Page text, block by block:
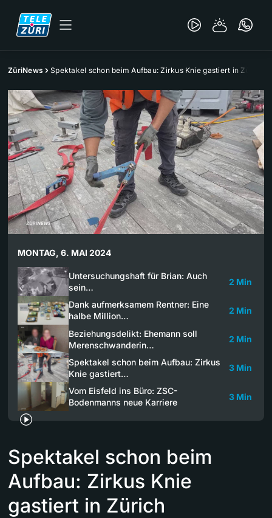
ZüriNews Spektakel schon beim Aufbau: Zirkus Knie gastiert in Zürich
MONTAG, 6. MAI 2024
Untersuchungshaft für Brian: Auch
sein…
2 Min
Dank aufmerksamem Rentner: Eine
halbe Million…
2 Min
Beziehungsdelikt: Ehemann soll
Merenschwanderin…
2 Min
Spektakel schon beim Aufbau: Zirkus
Knie gastiert…
3 Min
Vom Eisfeld ins Büro: ZSC-
Bodenmanns neue Karriere
3 Min
Spektakel schon beim
Aufbau: Zirkus Knie
gastiert in Zürich